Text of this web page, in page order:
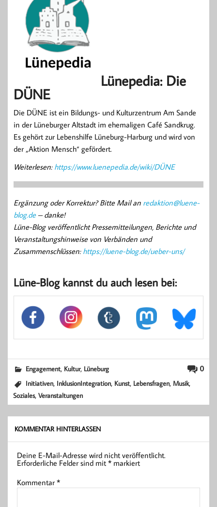
Lünepedia: Die
DÜNE
Die DÜNE ist ein Bildungs- und Kulturzentrum Am Sande
in der Lüneburger Altstadt im ehemaligen Café Sandkrug.
Es gehört zur Lebenshilfe Lüneburg-Harburg und wird von
der „Aktion Mensch“ gefördert.
Weiterlesen: https://www.luenepedia.de/wiki/DÜNE
Ergänzung oder Korrektur? Bitte Mail an redaktion@luene-
blog.de– danke!
Lüne-Blog veröffentlicht Pressemitteilungen, Berichte und
Veranstaltungshinweise von Verbänden und
Zusammenschlüssen: https://luene-blog.de/ueber-uns/
Lüne-Blog kannst du auch lesen bei:
0
Engagement, Kultur, Lüneburg
Initiativen, InklusionIntegration, Kunst, Lebensfragen, Musik,
Soziales,Veranstaltungen
KOMMENTAR HINTERLASSEN
Deine E-Mail-Adresse wird nicht veröffentlicht.
Erforderliche Felder sind mit* markiert
Kommentar*